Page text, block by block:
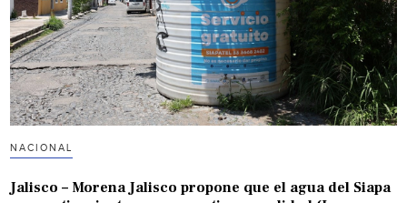
NACIONAL
Jalisco – Morena Jalisco propone que el agua del Siapa